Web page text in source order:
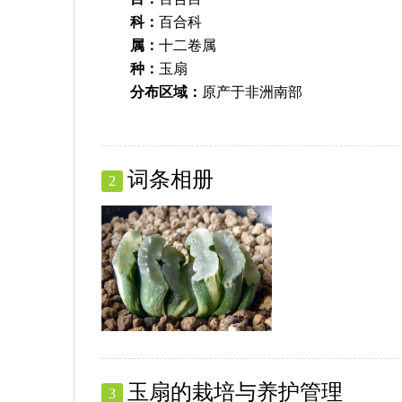
科： 百合科
属： 十二卷属
种： 玉扇
分布区域： 原产于非洲南部
2 词条相册
3 玉扇的栽培与养护管理